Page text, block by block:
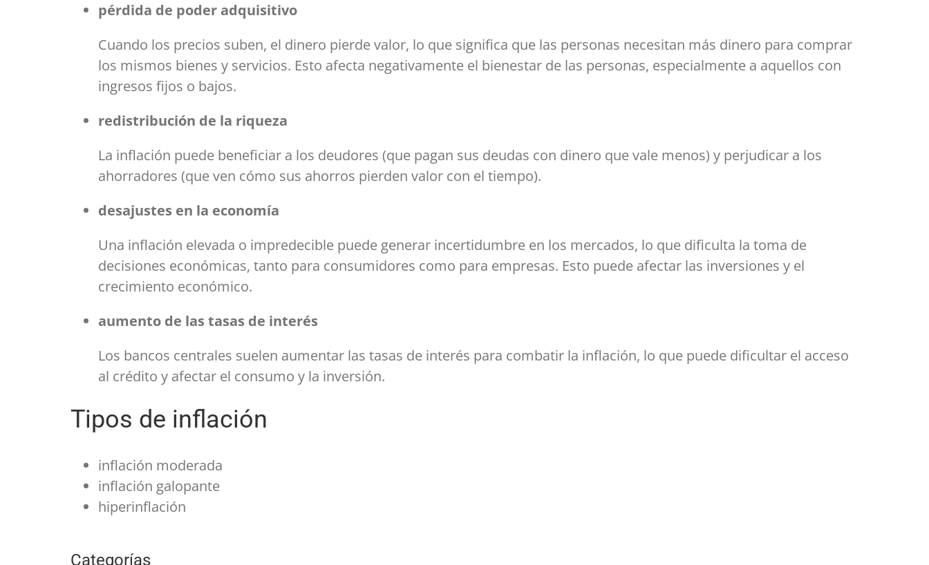
pérdida de poder adquisitivo
Cuando los precios suben, el dinero pierde valor, lo que significa que las personas necesitan más dinero para comprar
los mismos bienes y servicios. Esto afecta negativamente el bienestar de las personas, especialmente a aquellos con
ingresos fijos o bajos.
redistribución de la riqueza
La inflación puede beneficiar a los deudores (que pagan sus deudas con dinero que vale menos) y perjudicar a los
ahorradores (que ven cómo sus ahorros pierden valor con el tiempo).
desajustes en la economía
Una inflación elevada o impredecible puede generar incertidumbre en los mercados, lo que dificulta la toma de
decisiones económicas, tanto para consumidores como para empresas. Esto puede afectar las inversiones y el
crecimiento económico.
aumento de las tasas de interés
Los bancos centrales suelen aumentar las tasas de interés para combatir la inflación, lo que puede dificultar el acceso
al crédito y afectar el consumo y la inversión.
Tipos de inflación
inflación moderada
inflación galopante
hiperinflación
Categorías